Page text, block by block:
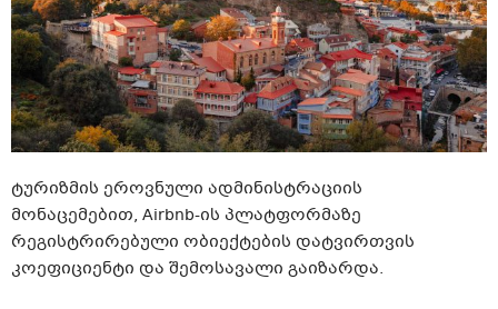
ტურიზმის ეროვნული ადმინისტრაციის
მონაცემებით, Airbnb-ის პლატფორმაზე
რეგისტრირებული ობიექტების დატვირთვის
კოეფიციენტი და შემოსავალი გაიზარდა.